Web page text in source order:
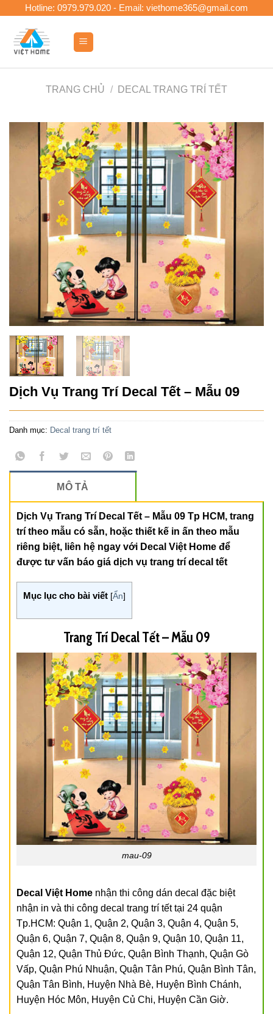
content
Hotline: 0979.979.020 - Email: viethome365@gmail.com
TRANG CHỦ / DECAL TRANG TRÍ TẾT
Dịch Vụ Trang Trí Decal Tết – Mẫu 09
Danh mục: Decal trang trí tết
MÔ TẢ
Dịch Vụ Trang Trí Decal Tết – Mẫu 09 Tp HCM, trang
trí theo mẫu có sẵn, hoặc thiết kế in ấn theo mẫu
riêng biệt, liên hệ ngay với Decal Việt Home để
được tư vấn báo giá dịch vụ trang trí decal tết
Mục lục cho bài viết [Ẩn]
Trang Trí Decal Tết – Mẫu 09
mau-09
Decal Việt Home nhận thi công dán decal đặc biệt
nhận in và thi công decal trang trí tết tại 24 quận
Tp.HCM: Quận 1, Quận 2, Quận 3, Quận 4, Quận 5,
Quận 6, Quận 7, Quận 8, Quận 9, Quận 10, Quận 11,
Quận 12, Quận Thủ Đức, Quận Bình Thạnh, Quận Gò
Vấp, Quận Phú Nhuận, Quận Tân Phú, Quận Bình Tân,
Quận Tân Bình, Huyện Nhà Bè, Huyện Bình Chánh,
Huyện Hóc Môn, Huyện Củ Chi, Huyện Cần Giờ.